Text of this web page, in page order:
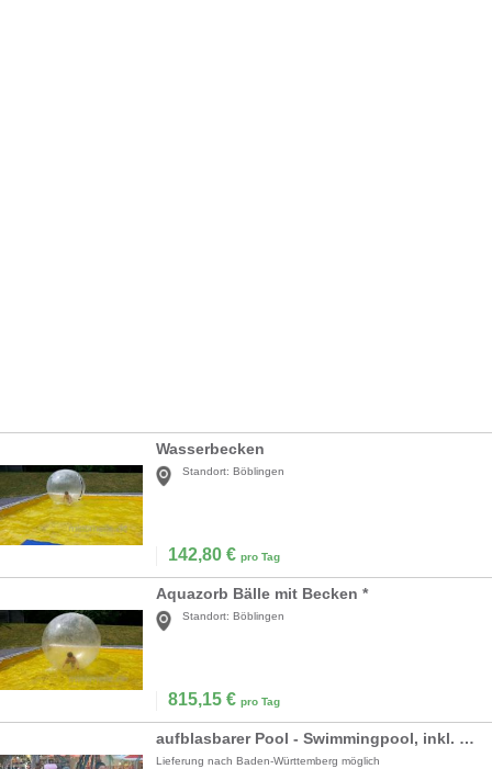
Wasserbecken
Standort: Böblingen
142,80 € pro Tag
Aquazorb Bälle mit Becken *
Standort: Böblingen
815,15 € pro Tag
aufblasbarer Pool - Swimmingpool, inkl. 19% MwSt
Lieferung nach Baden-Württemberg möglich